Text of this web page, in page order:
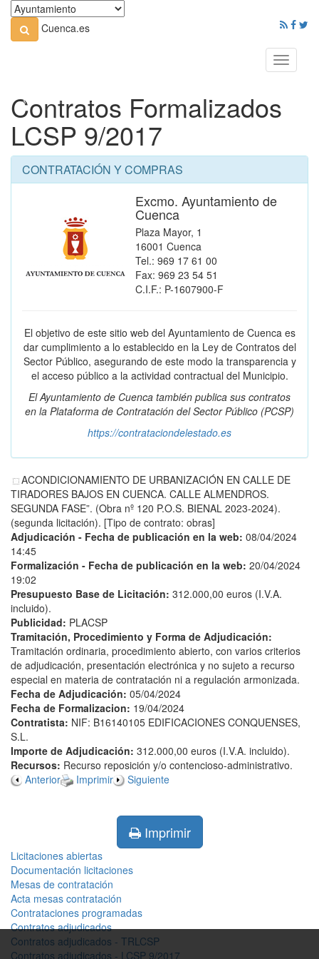
Cuenca.es
Toggle
Contratos Formalizados
LCSP 9/2017
CONTRATACIÓN Y COMPRAS
Excmo. Ayuntamiento de
Cuenca
Plaza Mayor, 1
16001 Cuenca
Tel.: 969 17 61 00
Fax: 969 23 54 51
C.I.F.: P-1607900-F
El objetivo de este sitio web del Ayuntamiento de Cuenca es
dar cumplimiento a lo establecido en la Ley de Contratos del
Sector Público, asegurando de este modo la transparencia y
el acceso público a la actividad contractual del Municipio.
El Ayuntamiento de Cuenca también publica sus contratos
en la Plataforma de Contratación del Sector Público (PCSP)
https://contrataciondelestado.es
ACONDICIONAMIENTO DE URBANIZACIÓN EN CALLE DE
TIRADORES BAJOS EN CUENCA. CALLE ALMENDROS.
SEGUNDA FASE”. (Obra nº 120 P.O.S. BIENAL 2023-2024).
(segunda licitación). [Tipo de contrato: obras]
Adjudicación - Fecha de publicación en la web: 08/04/2024
14:45
Formalización - Fecha de publicación en la web: 20/04/2024
19:02
Presupuesto Base de Licitación: 312.000,00 euros (I.V.A.
incluido).
Publicidad: PLACSP
Tramitación, Procedimiento y Forma de Adjudicación:
Tramitación ordinaria, procedimiento abierto, con varios criterios
de adjudicación, presentación electrónica y no sujeto a recurso
especial en materia de contratación ni a regulación armonizada.
Fecha de Adjudicación: 05/04/2024
Fecha de Formalizacion: 19/04/2024
Contratista: NIF: B16140105 EDIFICACIONES CONQUENSES,
S.L.
Importe de Adjudicación: 312.000,00 euros (I.V.A. incluido).
Recursos: Recurso reposición y/o contencioso-administrativo.
Anterior
Imprimir Siguiente
Imprimir
Licitaciones abiertas
Documentación licitaciones
Mesas de contratación
Acta mesas contratación
Contrataciones programadas
Contratos adjudicados
Contratos adjudicados - TRLCSP
Contratos adjudicados - LCSP 9/2017